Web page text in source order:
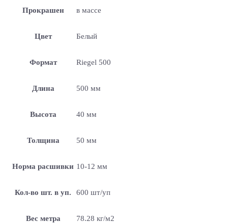
Прокрашен в массе
Цвет Белый
Формат Riegel 500
Длина 500 мм
Высота 40 мм
Толщина 50 мм
Норма расшивки 10-12 мм
Кол-во шт. в уп. 600 шт/уп
Вес метра 78.28 кг/м2